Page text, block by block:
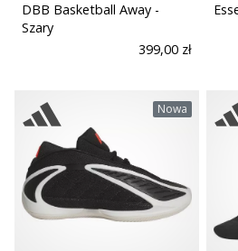
Masa (g)
DBB Basketball Away -
Szary
399,00 zł
Nowa